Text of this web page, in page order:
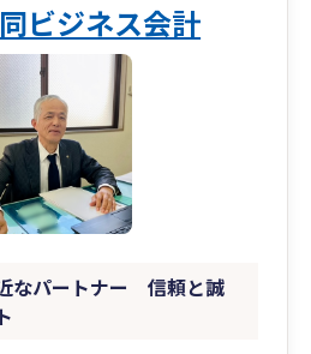
ビジネス会計
なパートナー 信頼と誠